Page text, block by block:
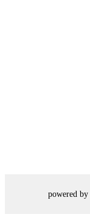
powered by